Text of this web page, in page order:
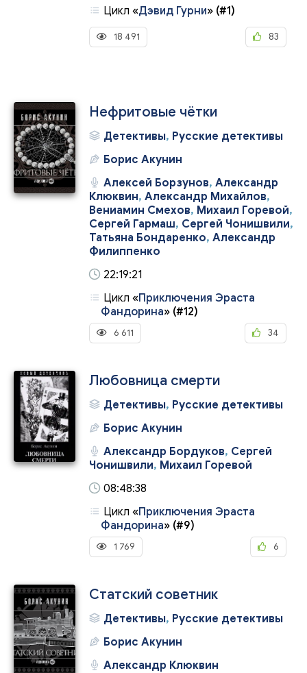
Цикл «Дэвид Гурни» (#1)
18 491 83
Нефритовые чётки
Детективы, Русские детективы
Борис Акунин
Алексей Борзунов, Александр
Клюквин, Александр Михайлов,
Вениамин Смехов, Михаил Горевой,
Сергей Гармаш, Сергей Чонишвили,
Татьяна Бондаренко, Александр
Филиппенко
22:19:21
Цикл «Приключения Эраста
Фандорина» (#12)
6 611 34
Любовница смерти
Детективы, Русские детективы
Борис Акунин
Александр Бордуков, Сергей
Чонишвили, Михаил Горевой
08:48:38
Цикл «Приключения Эраста
Фандорина» (#9)
1 769 6
Статский советник
Детективы, Русские детективы
Борис Акунин
Александр Клюквин